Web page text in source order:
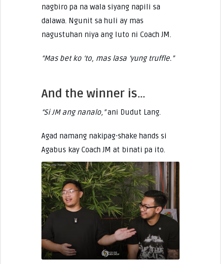
nagbiro pa na wala siyang napili sa
dalawa. Ngunit sa huli ay mas
nagustuhan niya ang luto ni Coach JM.
“Mas bet ko ‘to, mas lasa ‘yung truffle.”
And the winner is…
“Si JM ang nanalo,”ani Dudut Lang.
Agad namang nakipag-shake hands si
Agabus kay Coach JM at binati pa ito.